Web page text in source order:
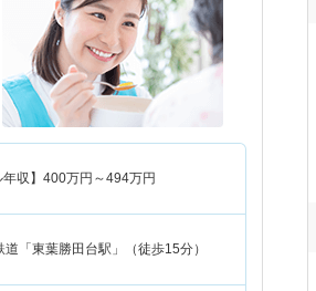
収】 400万円～494万円
「東葉勝田台駅」（徒歩15分）